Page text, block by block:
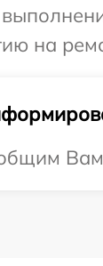
на
Вам